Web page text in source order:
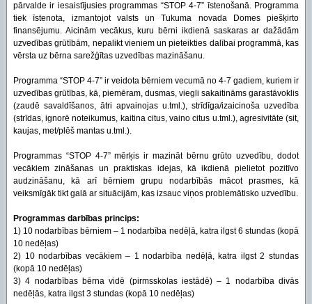
pārvalde ir iesaistījusies programmas “STOP 4-7” īstenošanā. Programma
tiek īstenota, izmantojot valsts un Tukuma novada Domes piešķirto
finansējumu. Aicinām vecākus, kuru bērni ikdienā saskaras ar dažādām
uzvedības grūtībām, nepalikt vieniem un pieteikties dalībai programmā, kas
vērsta uz bērna sarežģītas uzvedības mazināšanu.
Programma “STOP 4-7” ir veidota bērniem vecumā no 4-7 gadiem, kuriem ir
uzvedības grūtības, kā, piemēram, dusmas, viegli sakaitināms garastāvoklis
(zaudē savaldīšanos, ātri apvainojas u.tml.), strīdīga/izaicinoša uzvedība
(strīdas, ignorē noteikumus, kaitina citus, vaino citus u.tml.), agresivitāte (sit,
kaujas, met/plēš mantas u.tml.).
Programmas “STOP 4-7” mērķis ir mazināt bērnu grūto uzvedību, dodot
vecākiem zināšanas un praktiskas idejas, kā ikdienā pielietot pozitīvo
audzināšanu, kā arī bērniem grupu nodarbībās mācot prasmes, kā
veiksmīgāk tikt galā ar situācijām, kas izsauc viņos problemātisko uzvedību.
Programmas darbības princips:
1) 10 nodarbības bērniem – 1 nodarbība nedēļā, katra ilgst 6 stundas (kopā
10 nedēļas)
2) 10 nodarbības vecākiem – 1 nodarbība nedēļā, katra ilgst 2 stundas
(kopā 10 nedēļas)
3) 4 nodarbības bērna vidē (pirmsskolas iestādē) – 1 nodarbība divās
nedēļās, katra ilgst 3 stundas (kopā 10 nedēļas)